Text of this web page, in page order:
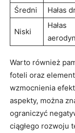
Średni
Hałas
Niski
Hałas
Warto ⁢również
foteli ​oraz
wzmocnienia
aspekty, można​
ograniczyć
ciągłego rozwoju⁢